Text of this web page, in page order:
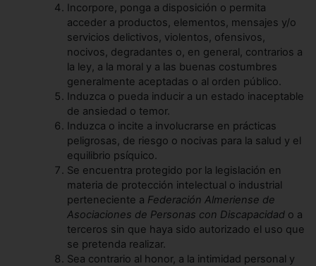
Incorpore, ponga a disposición o permita
acceder a productos, elementos, mensajes y/o
servicios delictivos, violentos, ofensivos,
nocivos, degradantes o, en general, contrarios a
la ley, a la moral y a las buenas costumbres
generalmente aceptadas o al orden público.
Induzca o pueda inducir a un estado inaceptable
de ansiedad o temor.
Induzca o incite a involucrarse en prácticas
peligrosas, de riesgo o nocivas para la salud y el
equilibrio psíquico.
Se encuentra protegido por la legislación en
materia de protección intelectual o industrial
perteneciente a Federación Almeriense de
Asociaciones de Personas con Discapacidad o a
terceros sin que haya sido autorizado el uso que
se pretenda realizar.
Sea contrario al honor, a la intimidad personal y